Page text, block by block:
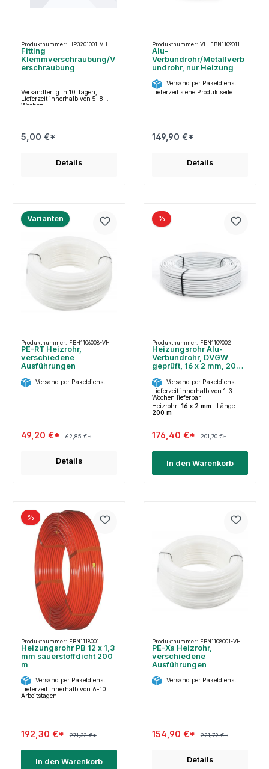
Produktnummer: HP3201001-VH
Fitting
Klemmverschraubung/V
erschraubung
Versandfertig in 10 Tagen,
Lieferzeit innerhalb von 5-8
Wochen
5,00 €*
Details
Produktnummer: VH-FBN1109011
Alu-
Verbundrohr/Metallverb
undrohr, nur Heizung
Versand per Paketdienst
Lieferzeit siehe Produktseite
149,90 €*
Details
Varianten
Produktnummer: FBH1106008-VH
PE-RT Heizrohr,
verschiedene
Ausführungen
Versand per Paketdienst
49,20 €* 62,85 €*
Details
%
Produktnummer: FBN1109002
Heizungsrohr Alu-
Verbundrohr, DVGW
geprüft, 16 x 2 mm, 200
Versand per Paketdienst
Lieferzeit innerhalb von 1-3
Wochen lieferbar
Heizrohr: 16 x 2 mm
Länge:
200 m
176,40 €* 201,70 €*
In den Warenkorb
%
Produktnummer: FBN1118001
Heizungsrohr PB 12 x 1,3
mm sauerstoffdicht 200
m
Versand per Paketdienst
Lieferzeit innerhalb von 6-10
Arbeitstagen
192,30 €* 271,32 €*
In den Warenkorb
Produktnummer: FBN1108001-VH
PE-Xa Heizrohr,
verschiedene
Ausführungen
Versand per Paketdienst
154,90 €* 221,72 €*
Details